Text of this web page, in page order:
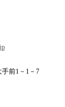
前1－1－7